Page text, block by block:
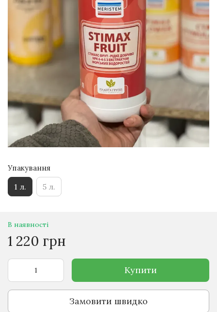
Упакування
1 л. 5 л.
В наявності
1 220 грн
Купити
Замовити швидко